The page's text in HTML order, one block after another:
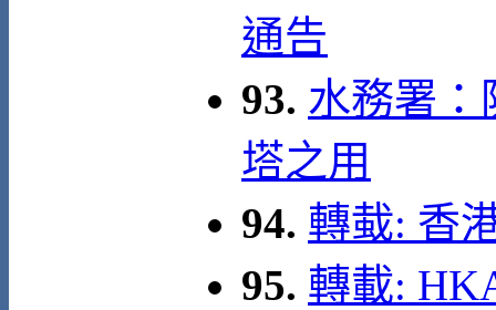
通告
93. 水務署：
塔之用
94. 轉蛓: 香
95. 轉載: